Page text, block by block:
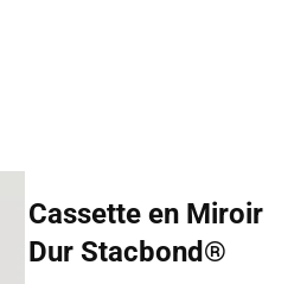
Cassette en Miroir
Dur Stacbond®